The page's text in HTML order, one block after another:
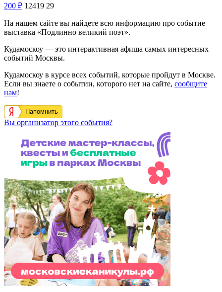
200 ₽ 12419 29
На нашем сайте вы найдете всю информацию про событие
выставка «Подлинно великий поэт».
Кудамоскоу — это интерактивная афиша самых интересных
событий Москвы.
Кудамоскоу в курсе всех событий, которые пройдут в Москве.
Если вы знаете о событии, которого нет на сайте, сообщите
нам!
Напомнить
Вы организатор этого события?